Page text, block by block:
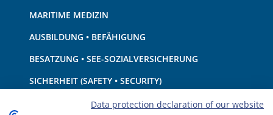
MARITIME MEDIZIN
AUSBILDUNG • BEFÄHIGUNG
BESATZUNG • SEE-SOZIALVERSICHERUNG
SICHERHEIT (SAFETY • SECURITY)
SCHIFF • AUSRÜSTUNGData protection declaration of our website